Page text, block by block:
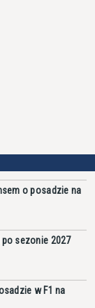
o posadzie na
sezonie 2027
w F1 na